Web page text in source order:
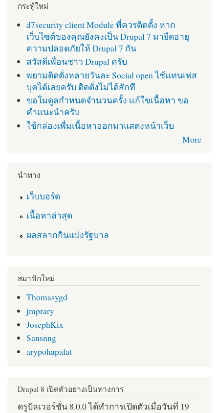
กระทู้ใหม่
d7security client Module ที่ควรติดตั้ง หาก
เว็บไซต์ของคุณยังคงเป็น Drupal 7 มายืดอายุ
ความปลอดภัยให้ Drupal 7 กัน
สวัสดีเพื่อนชาว Drupal ครับ
พยามติดตั่งหลายวันละ Social open ไช้เเทนเฟส
บุคได้เลยครับ ติดตั่งไม่ได้สักที
ขอโมดูลกำหนดจำนวนครั้ง เเก้ใขเนื้อหา ขอ
คำเเนะนำครับ
ใช้กล่องเพื่มเนื้อหาออกมาแสดงหน้าเว็บ
More
นำทาง
เว็บบอร์ด
เนื้อหาล่าสุด
ผลสลากกินแบ่งรัฐบาล
สมาชิกใหม่
Thomasygd
jmprary
JosephKix
Sansnng
arypohapalat
Drupal 8 เปิดตัวอย่างเป็นทางการ
ดรูปัลเวอร์ชั่น 8.0.0 ได้ทำการเปิดตัวเมื่อวันที่ 19